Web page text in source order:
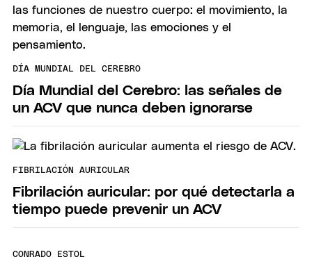
DÍA MUNDIAL DEL CEREBRO
Día Mundial del Cerebro: las señales de
un ACV que nunca deben ignorarse
FIBRILACIÓN AURICULAR
Fibrilación auricular: por qué detectarla a
tiempo puede prevenir un ACV
CONRADO ESTOL